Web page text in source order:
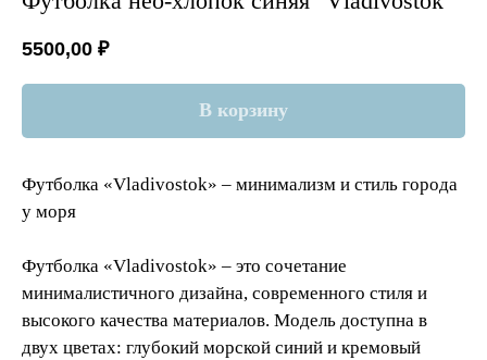
5500,00 ₽
В корзину
Футболка «Vladivostok» – минимализм и стиль города
у моря
Футболка «Vladivostok» – это сочетание
минималистичного дизайна, современного стиля и
высокого качества материалов. Модель доступна в
двух цветах: глубокий морской синий и кремовый